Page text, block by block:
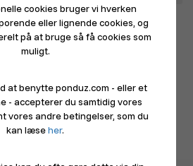
pleje
cookies bruger vi hverken
eller lignende cookies, og
på at bruge så få cookies som
muligt.
at benytte ponduz.com - eller et
- accepterer du samtidig vores
vores andre betingelser, som du
kan læseher.